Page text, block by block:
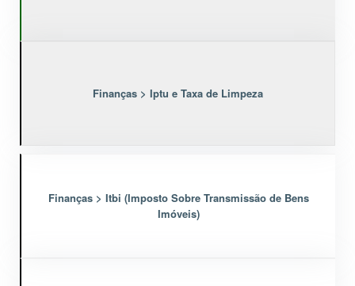
Finanças > Iptu e Taxa de Limpeza
Finanças > Itbi (Imposto Sobre Transmissão de Bens
Imóveis)